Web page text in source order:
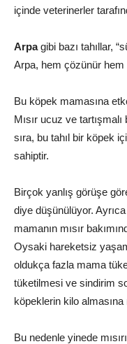
içinde veterinerler
Arpagibi bazı tahıllar,
Arpa, hem çözünür hem
Bu köpek mamasına
Mısır ucuz ve
sıra, bu tahıl bir köpek
sahiptir.
Birçok yanlış görüşe
diye düşünülüyor.
mamanın mısır
Oysaki hareketsiz
oldukça fazla mama
tüketilmesi ve sindirim
köpeklerin kilo almasına
Bu nedenle yinede